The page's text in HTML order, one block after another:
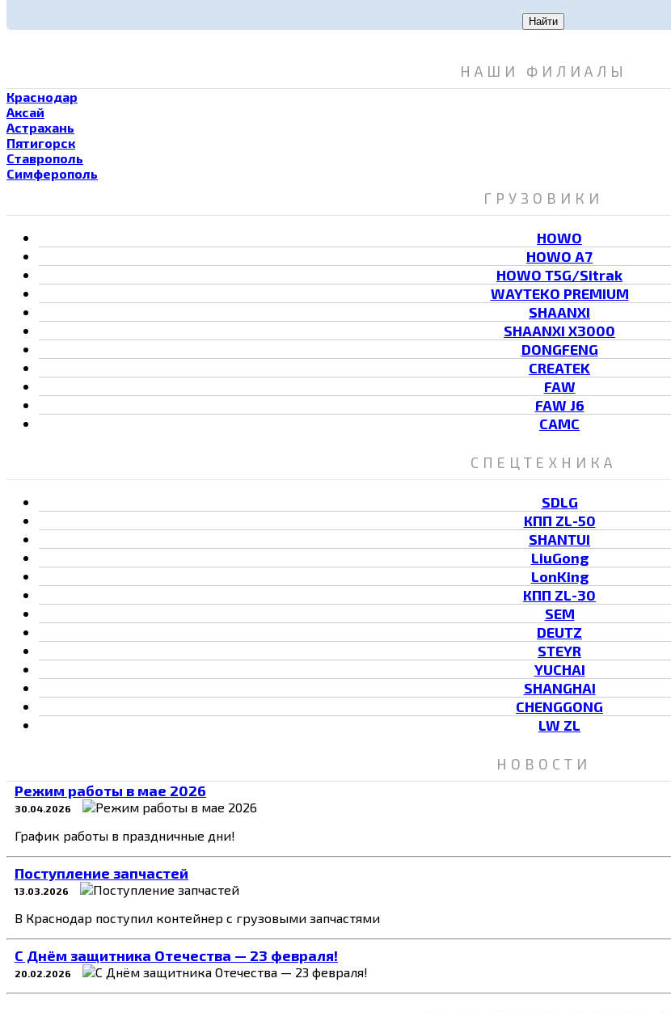
Найти
НАШИ ФИЛИАЛЫ
Краснодар
Аксай
Астрахань
Пятигорск
Ставрополь
Симферополь
ГРУЗОВИКИ
HOWO
HOWO A7
HOWO T5G/Sitrak
WAYTEKO PREMIUM
SHAANXI
SHAANXI X3000
DONGFENG
CREATEK
FAW
FAW J6
CAMC
СПЕЦТЕХНИКА
SDLG
КПП ZL-50
SHANTUI
LiuGong
LonKing
КПП ZL-30
SEM
DEUTZ
STEYR
YUCHAI
SHANGHAI
CHENGGONG
LW ZL
НОВОСТИ
Режим работы в мае 2026
30.04.2026
График работы в праздничные дни!
Поступление запчастей
13.03.2026
В Краснодар поступил контейнер с грузовыми запчастями
C Днём защитника Отечества — 23 февраля!
20.02.2026